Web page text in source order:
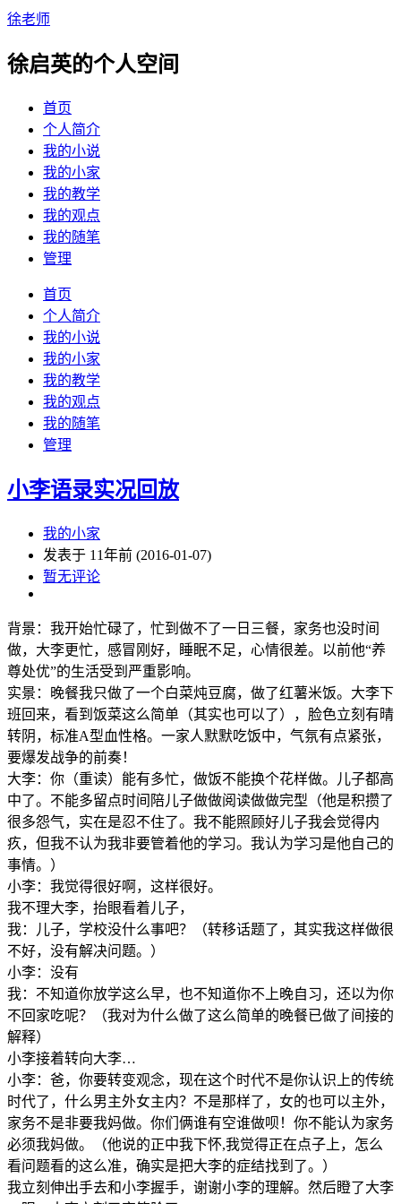
徐老师
徐启英的个人空间
首页
个人简介
我的小说
我的小家
我的教学
我的观点
我的随笔
管理
首页
个人简介
我的小说
我的小家
我的教学
我的观点
我的随笔
管理
小李语录实况回放
我的小家
发表于 11年前 (2016-01-07)
暂无评论
背景：我开始忙碌了，忙到做不了一日三餐，家务也没时间
做，大李更忙，感冒刚好，睡眠不足，心情很差。以前他“养
尊处优”的生活受到严重影响。
实景：晚餐我只做了一个白菜炖豆腐，做了红薯米饭。大李下
班回来，看到饭菜这么简单（其实也可以了），脸色立刻有晴
转阴，标准A型血性格。一家人默默吃饭中，气氛有点紧张，
要爆发战争的前奏！
大李：你（重读）能有多忙，做饭不能换个花样做。儿子都高
中了。不能多留点时间陪儿子做做阅读做做完型（他是积攒了
很多怨气，实在是忍不住了。我不能照顾好儿子我会觉得内
疚，但我不认为我非要管着他的学习。我认为学习是他自己的
事情。）
小李：我觉得很好啊，这样很好。
我不理大李，抬眼看着儿子，
我：儿子，学校没什么事吧？（转移话题了，其实我这样做很
不好，没有解决问题。）
小李：没有
我：不知道你放学这么早，也不知道你不上晚自习，还以为你
不回家吃呢？（我对为什么做了这么简单的晚餐已做了间接的
解释）
小李接着转向大李…
小李：爸，你要转变观念，现在这个时代不是你认识上的传统
时代了，什么男主外女主内？不是那样了，女的也可以主外，
家务不是非要我妈做。你们俩谁有空谁做呗！你不能认为家务
必须我妈做。（他说的正中我下怀,我觉得正在点子上，怎么
看问题看的这么准，确实是把大李的症结找到了。）
我立刻伸出手去和小李握手，谢谢小李的理解。然后瞪了大李